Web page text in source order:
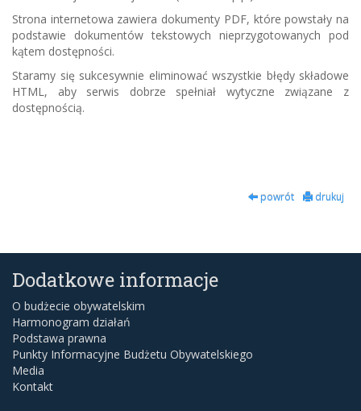
Strona internetowa zawiera dokumenty PDF, które powstały na
podstawie dokumentów tekstowych nieprzygotowanych pod
kątem dostępności.
Staramy się sukcesywnie eliminować wszystkie błędy składowe
HTML, aby serwis dobrze spełniał wytyczne związane z
dostępnością.
powrót drukuj
Dodatkowe informacje
O budżecie obywatelskim
Harmonogram działań
Podstawa prawna
Punkty Informacyjne Budżetu Obywatelskiego
Media
Kontakt